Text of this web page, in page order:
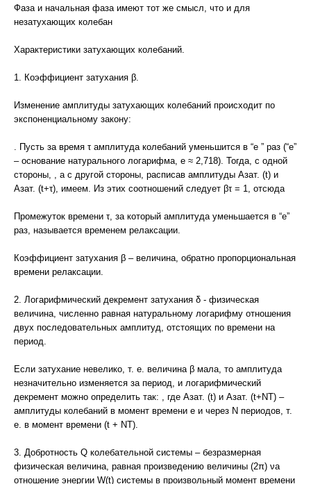
Фаза и начальная фаза имеют тот же смысл, что и для
незатухающих колебан
Характеристики затухающих колебаний.
1. Коэффициент затухания β.
Изменение амплитуды затухающих колебаний происходит по
экспоненциальному закону:
. Пусть за время τ амплитуда колебаний уменьшится в “e ” раз (“е”
– основание натурального логарифма, е ≈ 2,718). Тогда, с одной
стороны, , а с другой стороны, расписав амплитуды Азат. (t) и
Азат. (t+τ), имеем. Из этих соотношений следует βτ = 1, отсюда
Промежуток времени τ, за который амплитуда уменьшается в “е”
раз, называется временем релаксации.
Коэффициент затухания β – величина, обратно пропорциональная
времени релаксации.
2. Логарифмический декремент затухания δ - физическая
величина, численно равная натуральному логарифму отношения
двух последовательных амплитуд, отстоящих по времени на
период.
Если затухание невелико, т. е. величина β мала, то амплитуда
незначительно изменяется за период, и логарифмический
декремент можно определить так: , где Азат. (t) и Азат. (t+NT) –
амплитуды колебаний в момент времени е и через N периодов, т.
е. в момент времени (t + NT).
3. Добротность Q колебательной системы – безразмерная
физическая величина, равная произведению величины (2π) νа
отношение энергии W(t) системы в произвольный момент времени